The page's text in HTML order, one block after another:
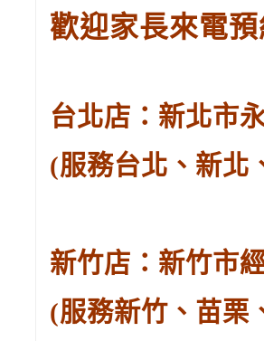
歡迎家長來電預
台北店：新北市
(服務台北、新北
新竹店：新竹市
(服務新竹、苗栗